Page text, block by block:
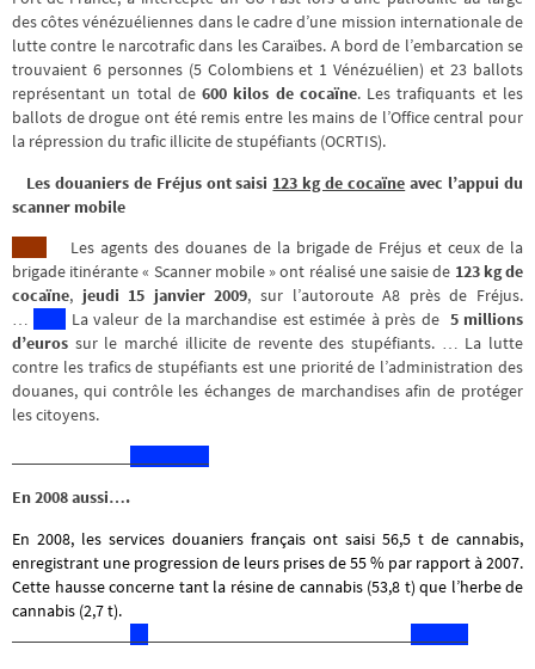
des côtes vénézuéliennes dans le cadre d’une mission internationale de
lutte contre le narcotrafic dans les Caraïbes. A bord de l’embarcation se
trouvaient 6 personnes (5 Colombiens et 1 Vénézuélien) et 23 ballots
représentant un total de600 kilos de cocaïne. Les trafiquants et les
ballots de drogue ont été remis entre les mains de l’Office central pour
la répression du trafic illicite de stupéfiants (OCRTIS).
Les douaniers de Fréjus ont saisi 123 kg de cocaïne avec l’appui du
scanner mobile
Les agents des douanes de la brigade de Fréjus et ceux de la
brigade itinérante « Scanner mobile » ont réalisé une saisie de 123 kg de
cocaïne, jeudi 15 janvier 2009, sur l’autoroute A8 près de Fréjus.
…
La valeur de la marchandise est estimée à près de 5 millions
d’euros sur le marché illicite de revente des stupéfiants. … La lutte
contre les trafics de stupéfiants est une priorité de l’administration des
douanes, qui contrôle les échanges de marchandises afin de protéger
les citoyens.
En 2008 aussi….
En 2008, les services douaniers français ont saisi 56,5 t de cannabis,
enregistrant une progression de leurs prises de 55 % par rapport à 2007.
Cette hausse concerne tant la résine de cannabis (53,8 t) que l’herbe de
cannabis (2,7 t).